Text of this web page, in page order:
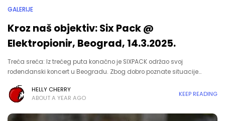
GALERIJE
Kroz naš objektiv: Six Pack @
Elektropionir, Beograd, 14.3.2025.
Treća sreća: Iz trećeg puta konačno je SIXPACK održao svoj
rođendanski koncert u Beogradu. Zbog dobro poznate situacije…
HELLY CHERRY
ABOUT A YEAR AGO
KEEP READING